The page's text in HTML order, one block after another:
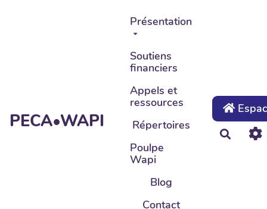
Aller au contenu principal
PECA•WAPI
Présentation
Soutiens
financiers
Appels et
ressources
Répertoires
Poulpe
Wapi
Blog
Contact